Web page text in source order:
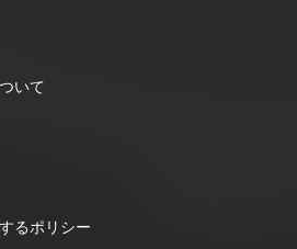
いて
るポリシー